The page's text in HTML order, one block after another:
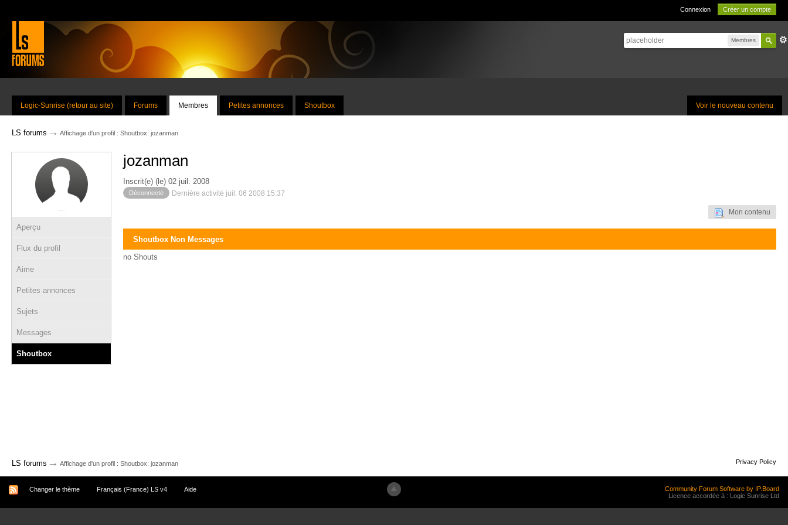
Connexion Créer un compte
Membres
Voir le nouveau contenu
Logic-Sunrise (retour au site) Forums Membres Petites annonces Shoutbox
LS forums → Affichage d'un profil : Shoutbox: jozanman
Aperçu
Flux du profil
Aime
Petites annonces
Sujets
Messages
Shoutbox
jozanman
Inscrit(e) (le) 02 juil. 2008
Déconnecté Dernière activité juil. 06 2008 15:37
Mon contenu
Shoutbox Non Messages
no Shouts
LS forums → Affichage d'un profil : Shoutbox: jozanman Privacy Policy
Changer le thème Français (France) LS v4 Aide
Community Forum Software by IP.Board
Licence accordée à : Logic Sunrise Ltd